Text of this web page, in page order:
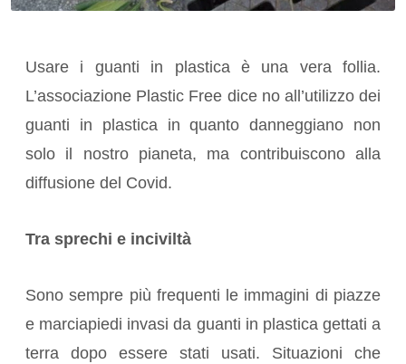
Usare i guanti in plastica è una vera follia.
L’associazione Plastic Free dice no all’utilizzo dei
guanti in plastica in quanto danneggiano non
solo il nostro pianeta, ma contribuiscono alla
diffusione del Covid.
Tra sprechi e inciviltà
Sono sempre più frequenti le immagini di piazze
e marciapiedi invasi da guanti in plastica gettati a
terra dopo essere stati usati. Situazioni che